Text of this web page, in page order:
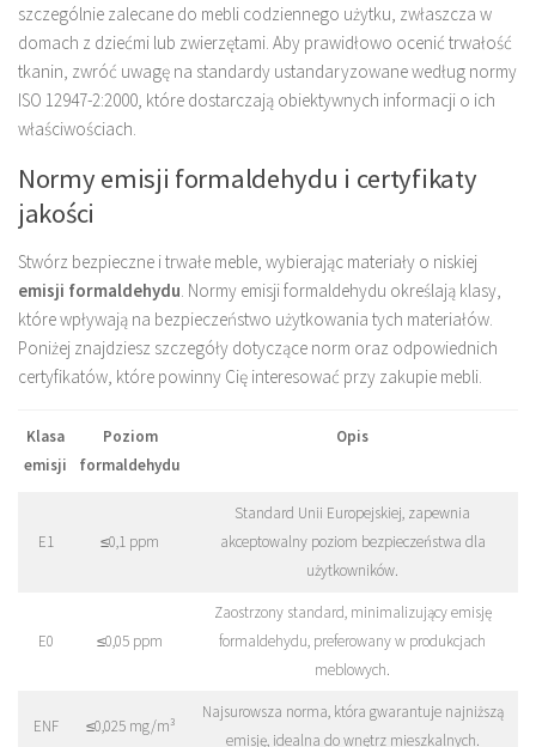
szczególnie zalecane do mebli codziennego użytku, zwłaszcza w
domach z dziećmi lub zwierzętami. Aby prawidłowo ocenić trwałość
tkanin, zwróć uwagę na standardy ustandaryzowane według normy
ISO 12947-2:2000, które dostarczają obiektywnych informacji o ich
właściwościach.
Normy emisji formaldehydu i certyfikaty
jakości
Stwórz bezpieczne i trwałe meble, wybierając materiały o niskiej
emisji formaldehydu . Normy emisji formaldehydu określają klasy,
które wpływają na bezpieczeństwo użytkowania tych materiałów.
Poniżej znajdziesz szczegóły dotyczące norm oraz odpowiednich
certyfikatów, które powinny Cię interesować przy zakupie mebli.
Klasa
emisji
Poziom
formaldehydu
Opis
E1 ≤0,1 ppm
Standard Unii Europejskiej, zapewnia
akceptowalny poziom bezpieczeństwa dla
użytkowników.
E0 ≤0,05 ppm
Zaostrzony standard, minimalizujący emisję
formaldehydu, preferowany w produkcjach
meblowych.
ENF ≤0,025 mg/m³
Najsurowsza norma, która gwarantuje najniższą
emisję, idealna do wnętrz mieszkalnych.